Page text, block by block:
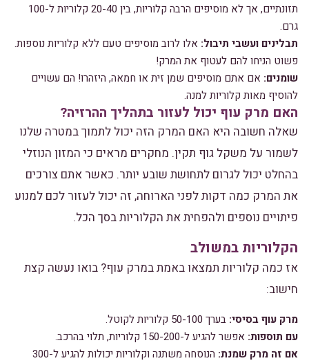
תזונתיים, אך לא מוסיפים הרבה קלוריות, בין 20-40 קלוריות ל-100
גרם.
תבלינים ועשבי תיבול: אלו לרוב מוסיפים טעם ללא קלוריות נוספות.
פשוט הניחו להם לעטוף את המרק!
שומנים: אם אתם מוסיפים שמן זית או חמאה, היזהרו! הם עשויים
להוסיף מאות קלוריות למנה.
האם מרק עוף יכול לעזור בתהליך ההרזיה?
שאלה חשובה היא האם המרק הזה יכול לתמוך במטרה שלנו
לשמור על משקל גוף תקין. מחקרים מראים כי המזון הנוזלי
בהחלט יכול לגרום לתחושת שובע יותר. כאשר אתם צורכים
את המרק כמה דקות לפני הארוחה, זה יכול לעזור לכם למנוע
פיתויים נוספים ולהפחית את הקלוריות בסך הכל.
הקלוריות במשולב
אז כמה קלוריות תמצאו באמת במרק עוף? בואו נעשה קצת
חישוב:
מרק עוף בסיסי: בערך 50-100 קלוריות לקוטל.
עם תוספות: אפשר להגיע ל-150-200 קלוריות, תלוי בהרכב.
אם זה מרק שמנת:
הנוסחה משתנה וקלוריות יכולות להגיע ל-300